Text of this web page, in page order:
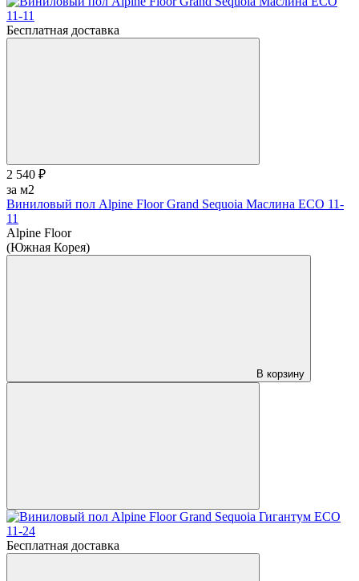
Бесплатная доставка
2 540 ₽
за м2
Виниловый пол Alpine Floor Grand Sequoia Маслина ECO 11-
11
Alpine Floor
(Южная Корея)
В корзину
Бесплатная доставка